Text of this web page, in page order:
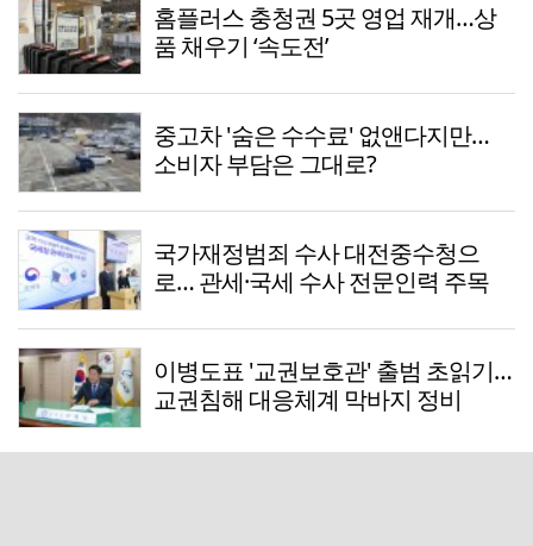
홈플러스 충청권 5곳 영업 재개…상
품 채우기 ‘속도전’
중고차 '숨은 수수료' 없앤다지만…
소비자 부담은 그대로?
국가재정범죄 수사 대전중수청으
로… 관세·국세 수사 전문인력 주목
이병도표 '교권보호관' 출범 초읽기…
교권침해 대응체계 막바지 정비